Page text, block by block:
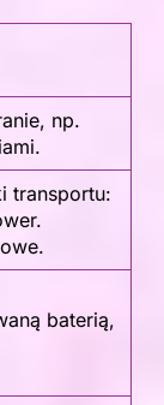
np.
transportu:
baterią,